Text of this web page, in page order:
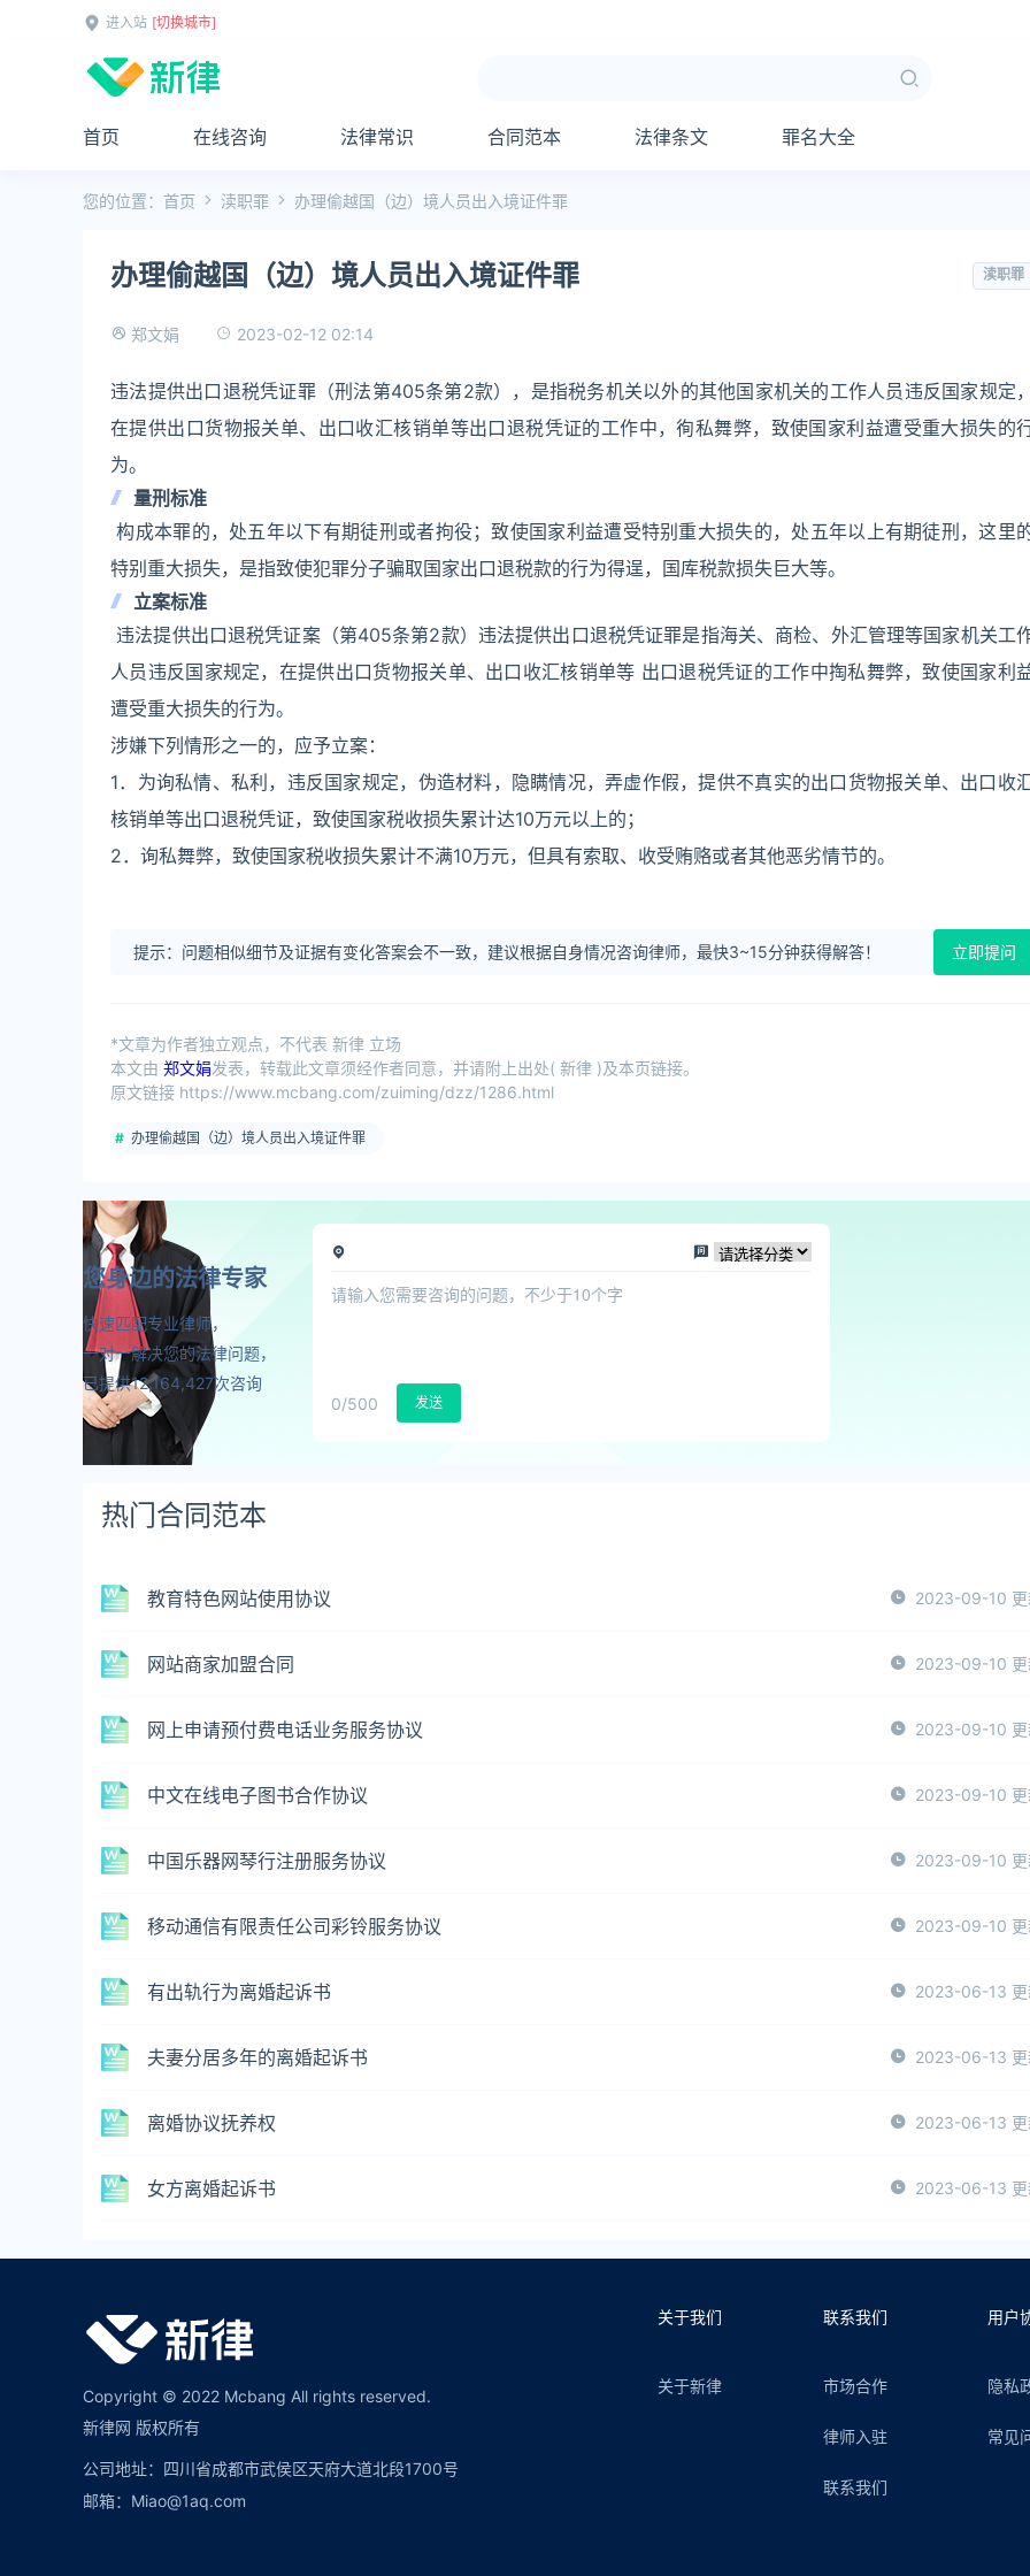
进入站 [切换城市]
首页 在线咨询 法律常识 合同范本 法律条文 罪名大全
您的位置： 首页 渎职罪 办理偷越国（边）境人员出入境证件罪
办理偷越国（边）境人员出入境证件罪 渎职罪
郑文娟 2023-02-12 02:14
违法提供出口退税凭证罪（刑法第405条第2款），是指税务机关以外的其他国家机关的工作人员违反国家规定，
在提供出口货物报关单、出口收汇核销单等出口退税凭证的工作中，徇私舞弊，致使国家利益遭受重大损失的
为。
量刑标准
构成本罪的，处五年以下有期徒刑或者拘役；致使国家利益遭受特别重大损失的，处五年以上有期徒刑，这里
特别重大损失，是指致使犯罪分子骗取国家出口退税款的行为得逞，国库税款损失巨大等。
立案标准
违法提供出口退税凭证案（第405条第2款）违法提供出口退税凭证罪是指海关、商检、外汇管理等国家机关工
人员违反国家规定，在提供出口货物报关单、出口收汇核销单等 出口退税凭证的工作中掏私舞弊，致使国家利
遭受重大损失的行为。
涉嫌下列情形之一的，应予立案：
1．为询私情、私利，违反国家规定，伪造材料，隐瞒情况，弄虚作假，提供不真实的出口货物报关单、出口收
核销单等出口退税凭证，致使国家税收损失累计达10万元以上的；
2．询私舞弊，致使国家税收损失累计不满10万元，但具有索取、收受贿赂或者其他恶劣情节的。
提示：问题相似细节及证据有变化答案会不一致，建议根据自身情况咨询律师，最快3~15分钟获得解答！ 立即提问
*文章为作者独立观点，不代表 新律 立场
本文由 郑文娟发表，转载此文章须经作者同意，并请附上出处( 新律 )及本页链接。
原文链接 https://www.mcbang.com/zuiming/dzz/1286.html
办理偷越国（边）境人员出入境证件罪
您身边的法律专家
快速匹配专业律师，
一对一解决您的法律问题，
已提供12,164,427次咨询
0/500 发送
热门合同范本
教育特色网站使用协议 2023-09-10 更
网站商家加盟合同 2023-09-10 更
网上申请预付费电话业务服务协议 2023-09-10 更
中文在线电子图书合作协议 2023-09-10 更
中国乐器网琴行注册服务协议 2023-09-10 更
移动通信有限责任公司彩铃服务协议 2023-09-10 更
有出轨行为离婚起诉书 2023-06-13 更
夫妻分居多年的离婚起诉书 2023-06-13 更
离婚协议抚养权 2023-06-13 更
女方离婚起诉书 2023-06-13 更
Copyright © 2022 Mcbang All rights reserved.
新律网 版权所有
公司地址：四川省成都市武侯区天府大道北段1700号
邮箱：Miao@1aq.com
关于我们
关于新律
联系我们
市场合作
律师入驻
联系我们
用户
隐私
常见